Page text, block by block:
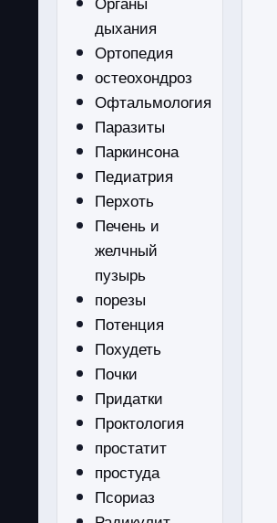
дыхания
Ортопедия
остеохондроз
Офтальмология
Паразиты
Паркинсона
Педиатрия
Перхоть
Печень и
желчный
пузырь
порезы
Потенция
Похудеть
Почки
Придатки
Проктология
простатит
простуда
Псориаз